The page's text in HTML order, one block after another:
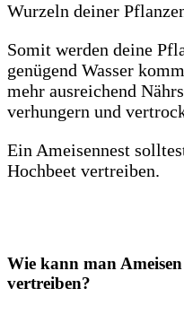
Wurzeln deiner
Somit werden deine
genügend Wasser
mehr ausreichend
verhungern und
Ein Ameisennest
Hochbeet vertreiben.
Wie kann man
vertreiben?